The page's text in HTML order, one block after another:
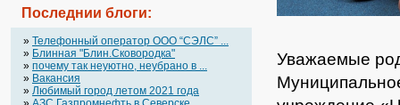
Последнии блоги:
» Телефонный оператор OOO “СЭЛС” ...
» Блинная "Блин.Сковородка"
» почему так неуютно, неубрано в ...
» Вакансия
» Любимый город летом 2021 года
Уважаемые